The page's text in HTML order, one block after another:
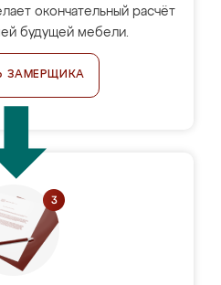
окончательный расчёт
будущей мебели.
ЗАМЕРЩИКА